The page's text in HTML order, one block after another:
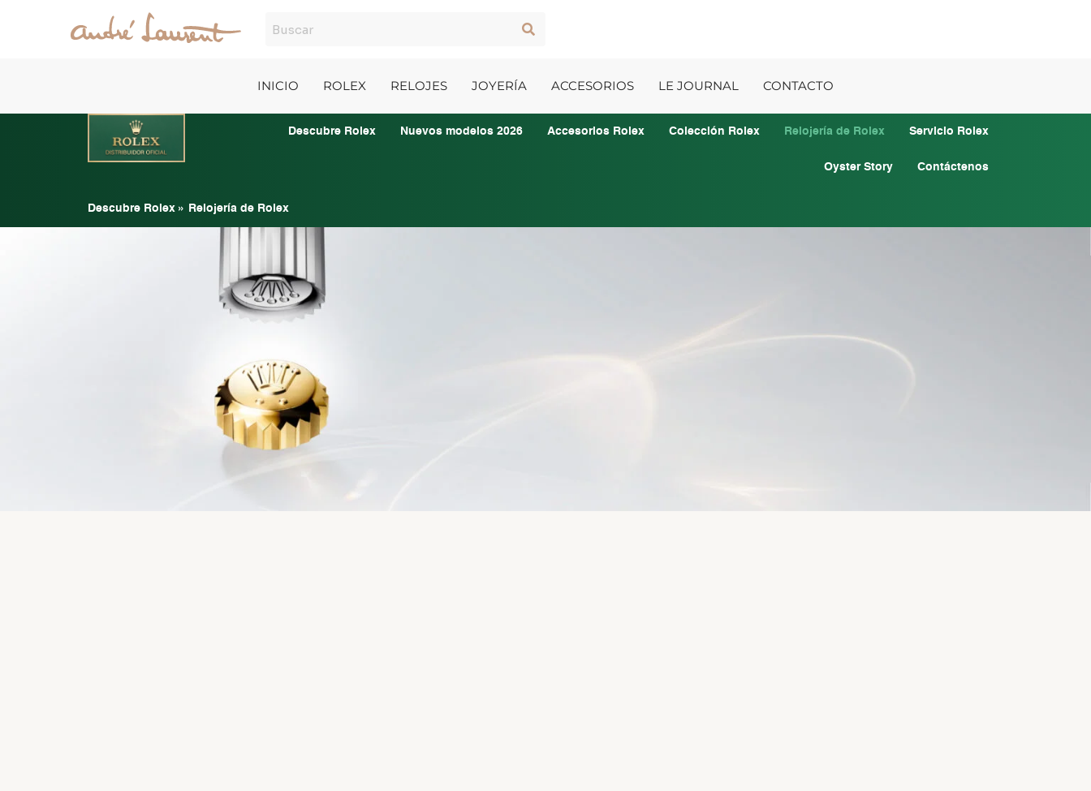
INICIO ROLEX RELOJES JOYERÍA ACCESORIOS LE JOURNAL CONTACTO
Descubre Rolex Nuevos modelos 2026 Accesorios Rolex Colección Rolex Relojería de Rolex Servicio Rolex
Oyster Story Contáctenos
Descubre Rolex» Relojería de Rolex